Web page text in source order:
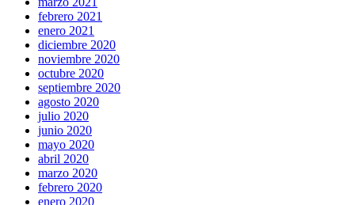
febrero 2021
enero 2021
diciembre 2020
noviembre 2020
octubre 2020
septiembre 2020
agosto 2020
julio 2020
junio 2020
mayo 2020
abril 2020
marzo 2020
febrero 2020
enero 2020